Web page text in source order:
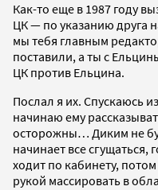
Как-то еще в 1987 году
ЦК — по указанию друга
мы тебя главным
поставили, а ты с
ЦК против Ельцина.
Послал я их. Спускаюсь
начинаю ему
осторожны… Диким не
начинает все сгущаться,
ходит по кабинету,
рукой массировать в